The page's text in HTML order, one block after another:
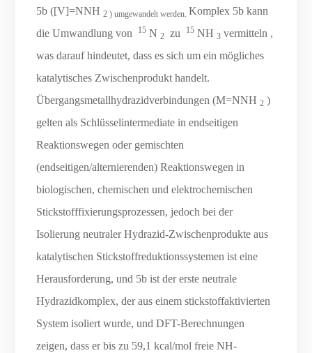
5b ([V]=NNH2 ) umgewandelt werden.Komplex 5b kann
die Umwandlung von
15 N2 zu 15 NH3 vermitteln ,
was darauf hindeutet, dass es sich um ein mögliches
katalytisches Zwischenprodukt handelt.
Übergangsmetallhydrazidverbindungen (M=NNH2 )
gelten als Schlüsselintermediate in endseitigen
Reaktionswegen oder gemischten
(endseitigen/alternierenden) Reaktionswegen in
biologischen, chemischen und elektrochemischen
Stickstofffixierungsprozessen, jedoch bei der
Isolierung neutraler Hydrazid-Zwischenprodukte aus
katalytischen Stickstoffreduktionssystemen ist eine
Herausforderung, und 5b ist der erste neutrale
Hydrazidkomplex, der aus einem stickstoffaktivierten
System isoliert wurde, und DFT-Berechnungen
zeigen, dass er bis zu 59,1 kcal/mol freie NH-